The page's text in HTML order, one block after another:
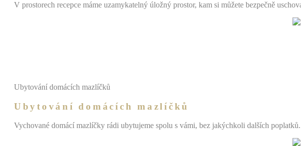
V prostorech recepce máme uzamykatelný úložný prostor, kam si můžete bezpečně
Ubytování domácích mazlíčků
Ubytování domácích mazlíčků
Vychované domácí mazlíčky rádi ubytujeme spolu s vámi, bez jakýchkoli dalších poplatků.